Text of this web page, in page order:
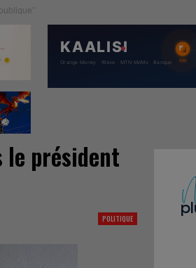
le président
POLITIQUE